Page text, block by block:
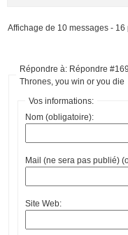
Affichage de 10 messages -
Répondre à: Répondre
Thrones, you win or you die
Vos informations:
Nom (obligatoire):
Mail (ne sera pas publié)
Site Web: